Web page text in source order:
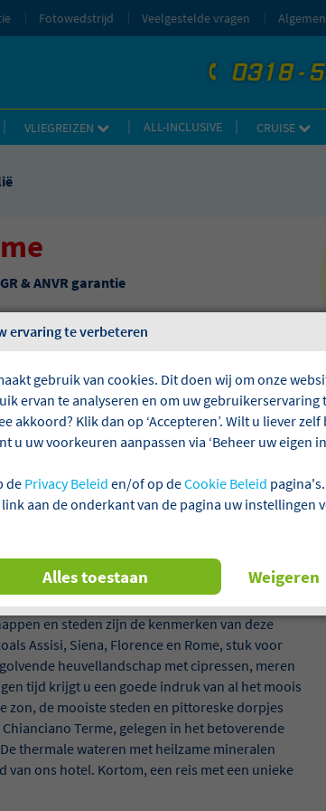
telefoon
0318 -
VLIEGREIZEN ALL-INCLUSIVE CRUISE
Fotowedstrijd Veelgestelde vragen
& ANVR garantie
vormen samen het hart van Italië en behoren tot
en steden zijn de kenmerken van deze
Assisi, Siena, Florence en Rome, stuk voor
heuvellandschap met cipressen, meren
tijd krijgt u een goede indruk van al het moois
zon, de mooiste steden en pittoreske dorpjes
Terme, gelegen in het betoverende
thermale wateren met heilzame mineralen
ons hotel. Kortom, een reis met een unieke
ervaring te verbeteren
gebruik van cookies. Dit doen wij om onze
ervan te analyseren en om uw gebruikerservaring
akkoord? Klik dan op ‘Accepteren’. Wilt u liever
u uw voorkeuren aanpassen via ‘Beheer uw eigen
de Privacy Beleid en/of op deCookie Beleid pagina's.
aan de onderkant van de pagina uw instellingen
Weigeren
Alles toestaan